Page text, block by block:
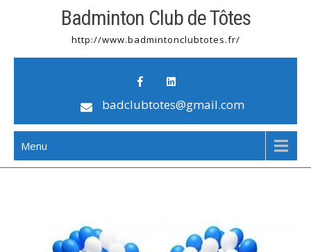
Badminton Club de Tôtes
http://www.badmintonclubtotes.fr/
badclubtotes@gmail.com
Menu